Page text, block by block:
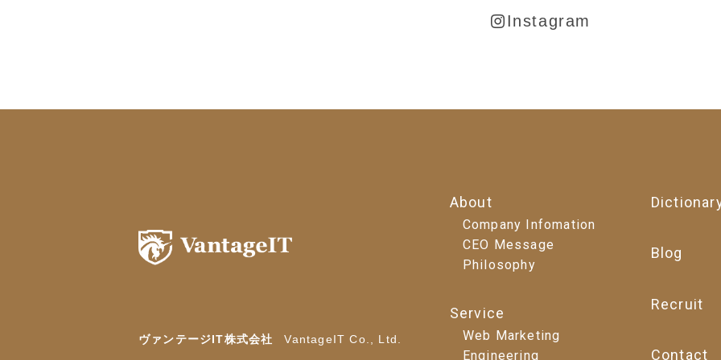
Instagram
ヴァンテージIT株式会社 VantageIT Co., Ltd.
About
Company Infomation
CEO Message
Philosophy
Service
Web Marketing
Engineering
Blog
Recruit
Contact